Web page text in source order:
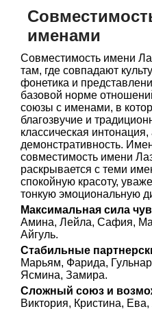
именами
Совместимость имени
там, где совпадают
фонетика и
базовой норме
союзы с именами, в
благозвучие и
классическая интонация,
демонстративность.
совместимость имени
раскрывается с теми
спокойную красоту,
тонкую эмоциональную
Максимальная сила
Амина, Лейла, Сафия,
Айгуль.
Стабильные
Марьям, Фарида,
Ясмина, Замира.
Сложный союз и
Виктория, Кристина,